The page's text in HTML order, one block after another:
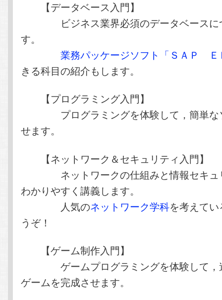
【データベース入門】
ビジネス業界必須のデータベースに
す。
業務パッケージソフト「ＳＡＰ Ｅ
きる科目の紹介もします。
【プログラミング入門】
プログラミングを体験して，簡単な
せます。
【ネットワーク＆セキュリティ入門】
ネットワークの仕組みと情報セキュ
わかりやすく講義します。
人気のネットワーク学科を考えて
うぞ！
【ゲーム制作入門】
ゲームプログラミングを体験して，
ゲームを完成させます。